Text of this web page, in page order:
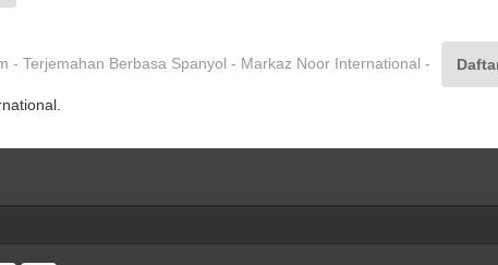
- Terjemahan Berbasa Spanyol - Markaz Noor International -